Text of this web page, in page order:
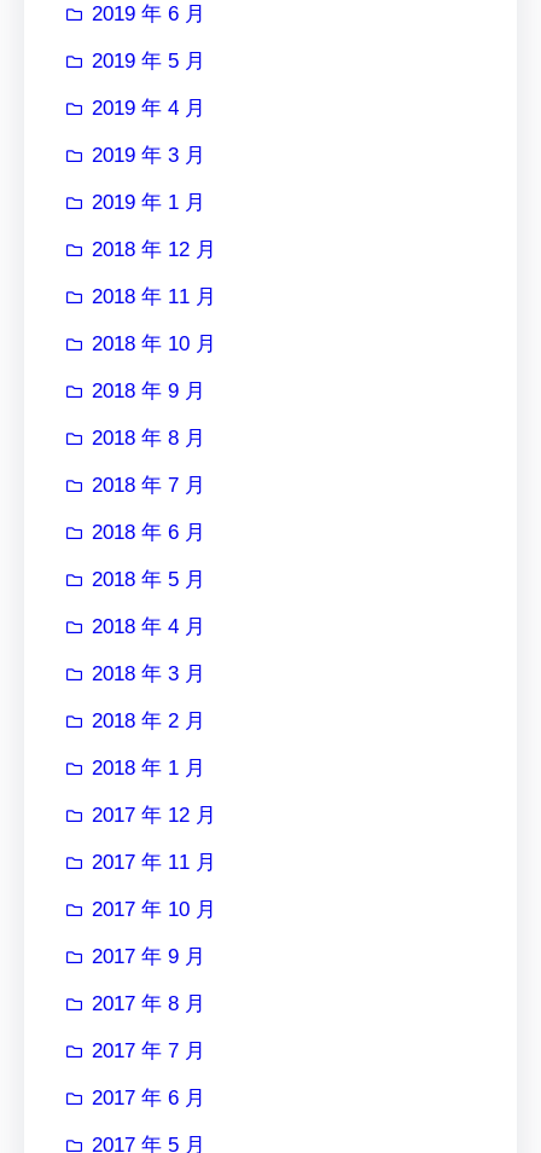
2019 年 6 月
2019 年 5 月
2019 年 4 月
2019 年 3 月
2019 年 1 月
2018 年 12 月
2018 年 11 月
2018 年 10 月
2018 年 9 月
2018 年 8 月
2018 年 7 月
2018 年 6 月
2018 年 5 月
2018 年 4 月
2018 年 3 月
2018 年 2 月
2018 年 1 月
2017 年 12 月
2017 年 11 月
2017 年 10 月
2017 年 9 月
2017 年 8 月
2017 年 7 月
2017 年 6 月
2017 年 5 月